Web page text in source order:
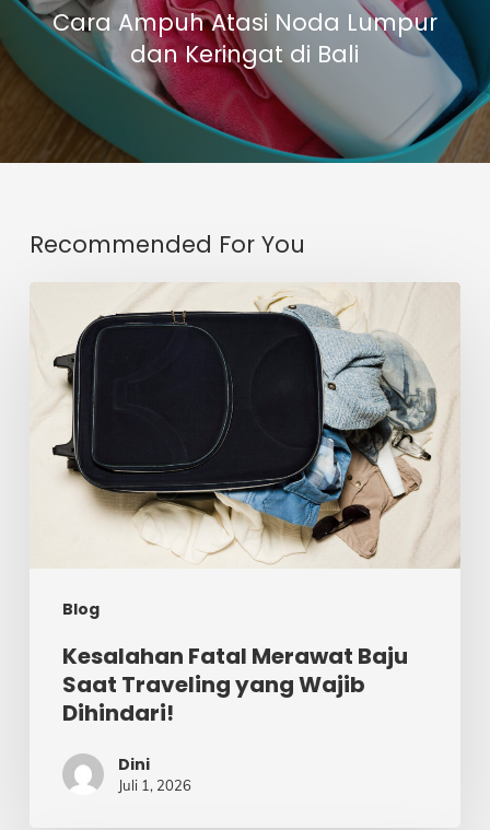
Cara Ampuh Atasi Noda Lumpur
dan Keringat di Bali
Recommended For You
Blog
Merawat
Baju
Saat
Traveling
Kesalahan Fatal Merawat Baju
Saat Traveling yang Wajib
Dihindari!
Dini
Juli 1, 2026